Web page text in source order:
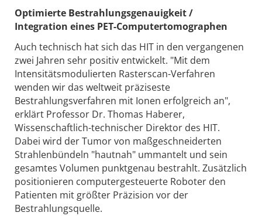
Optimierte Bestrahlungsgenauigkeit /
Integration eines PET-Computertomographen
Auch technisch hat sich das HIT in den vergangenen
zwei Jahren sehr positiv entwickelt. "Mit dem
Intensitätsmodulierten Rasterscan-Verfahren
wenden wir das weltweit präziseste
Bestrahlungsverfahren mit Ionen erfolgreich an",
erklärt Professor Dr. Thomas Haberer,
Wissenschaftlich-technischer Direktor des HIT.
Dabei wird der Tumor von maßgeschneiderten
Strahlenbündeln "hautnah" ummantelt und sein
gesamtes Volumen punktgenau bestrahlt. Zusätzlich
positionieren computergesteuerte Roboter den
Patienten mit größter Präzision vor der
Bestrahlungsquelle.